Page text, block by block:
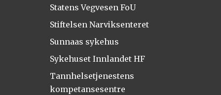
Statens Vegvesen FoU
Stiftelsen Narviksenteret
Sunnaas sykehus
Sykehuset Innlandet HF
Tannhelsetjenestens
kompetansesentre